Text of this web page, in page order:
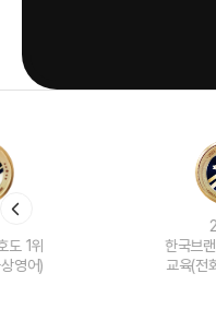
한국브랜드선호도 1위
교육(전화ㆍ화상영어)